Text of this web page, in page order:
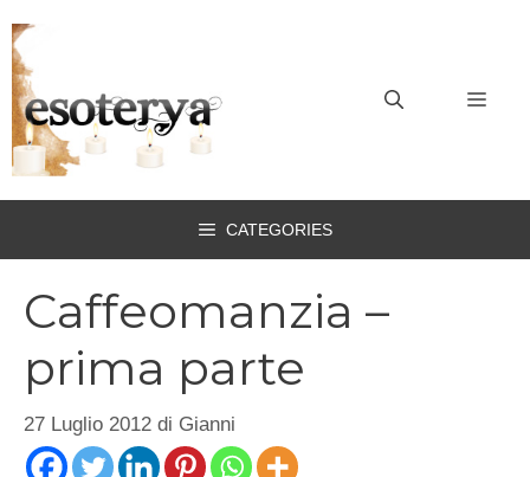
al
contenuto
CATEGORIES
Caffeomanzia –
prima parte
27 Luglio 2012 di Gianni